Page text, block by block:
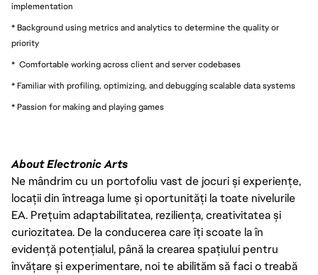
implementation
* Background using metrics and analytics to determine the quality or
priority
* Comfortable working across client and server codebases
* Familiar with profiling, optimizing, and debugging scalable data systems
* Passion for making and playing games
About Electronic Arts
Ne mândrim cu un portofoliu vast de jocuri și experiențe,
locații din întreaga lume și oportunități la toate nivelurile
EA. Prețuim adaptabilitatea, reziliența, creativitatea și
curiozitatea. De la conducerea care îți scoate la în
evidență potențialul, până la crearea spațiului pentru
învățare și experimentare, noi te abilităm să faci o treabă